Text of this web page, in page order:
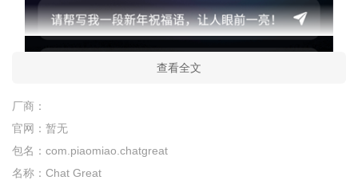
查看全文
厂商：
官网： 暂无
包名： com.piaomiao.chatgreat
名称： Chat Great